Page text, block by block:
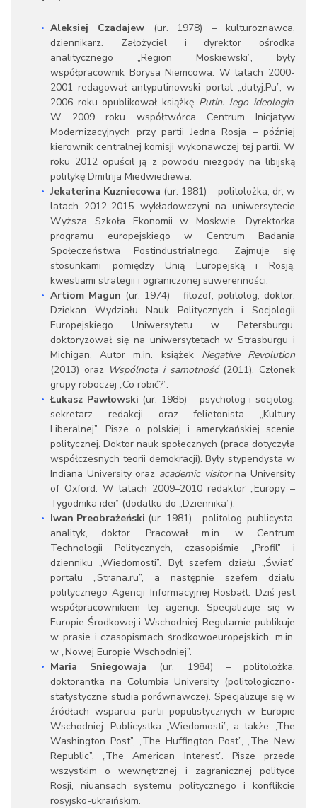
Aleksiej Czadajew (ur. 1978) – kulturoznawca,
dziennikarz. Założyciel i dyrektor ośrodka
analitycznego „Region Moskiewski”, były
współpracownik Borysa Niemcowa. W latach 2000-
2001 redagował antyputinowski portal „dutyj.Pu”, w
2006 roku opublikował książkę Putin. Jego ideologia.
W 2009 roku współtwórca Centrum Inicjatyw
Modernizacyjnych przy partii Jedna Rosja – później
kierownik centralnej komisji wykonawczej tej partii. W
roku 2012 opuścił ją z powodu niezgody na libijską
politykę Dmitrija Miedwiediewa.
Jekaterina Kuzniecowa (ur. 1981) – politolożka, dr, w
latach 2012-2015 wykładowczyni na uniwersytecie
Wyższa Szkoła Ekonomii w Moskwie. Dyrektorka
programu europejskiego w Centrum Badania
Społeczeństwa Postindustrialnego. Zajmuje się
stosunkami pomiędzy Unią Europejską i Rosją,
kwestiami strategii i ograniczonej suwerenności.
Artiom Magun (ur. 1974) – filozof, politolog, doktor.
Dziekan Wydziału Nauk Politycznych i Socjologii
Europejskiego Uniwersytetu w Petersburgu,
doktoryzował się na uniwersytetach w Strasburgu i
Michigan. Autor m.in. książek Negative Revolution
(2013) oraz Wspólnota i samotność(2011). Członek
grupy roboczej „Co robić?”.
Łukasz Pawłowski (ur. 1985) – psycholog i socjolog,
sekretarz redakcji oraz felietonista „Kultury
Liberalnej”. Pisze o polskiej i amerykańskiej scenie
politycznej. Doktor nauk społecznych (praca dotyczyła
współczesnych teorii demokracji). Były stypendysta w
Indiana University oraz academic visitorna University
of Oxford. W latach 2009–2010 redaktor „Europy –
Tygodnika idei” (dodatku do „Dziennika”).
Iwan Preobrażeński (ur. 1981) – politolog, publicysta,
analityk, doktor. Pracował m.in. w Centrum
Technologii Politycznych, czasopiśmie „Profil” i
dzienniku „Wiedomosti”. Był szefem działu „Świat”
portalu „Strana.ru”, a następnie szefem działu
politycznego Agencji Informacyjnej Rosbałt. Dziś jest
współpracownikiem tej agencji. Specjalizuje się w
Europie Środkowej i Wschodniej. Regularnie publikuje
w prasie i czasopismach środkowoeuropejskich, m.in.
w „Nowej Europie Wschodniej”.
Maria Sniegowaja (ur. 1984) – politolożka,
doktorantka na Columbia University (politologiczno-
statystyczne studia porównawcze). Specjalizuje się w
źródłach wsparcia partii populistycznych w Europie
Wschodniej. Publicystka „Wiedomosti”, a także „The
Washington Post”, „The Huffington Post”, „The New
Republic”, „The American Interest”. Pisze przede
wszystkim o wewnętrznej i zagranicznej polityce
Rosji, niuansach systemu politycznego i konflikcie
rosyjsko-ukraińskim.